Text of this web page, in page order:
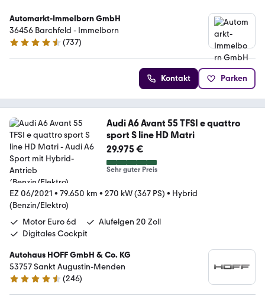
Automarkt-Immelborn GmbH
36456 Barchfeld - Immelborn
4.4 Sterne
(737)
Kontakt Parken
Audi A6 Avant 55 TFSI e quattro
sport S line HD Matri
29.975 €
Sehr guter Preis
EZ 06/2021 • 79.650 km • 270 kW (367 PS) • Hybrid
(Benzin/Elektro)
Motor Euro 6d
Alufelgen 20 Zoll
Digitales Cockpit
Autohaus HOFF GmbH & Co. KG
53757 Sankt Augustin-Menden
4.7 Sterne
(246)